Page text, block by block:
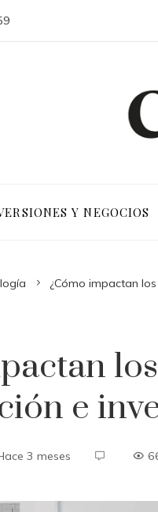
Y NEGOCIOS
¿Cómo impactan
e
3 meses